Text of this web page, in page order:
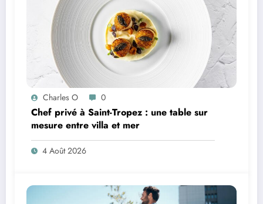
Charles O 0
Chef privé à Saint-Tropez : une table sur
mesure entre villa et mer
4 Août 2026